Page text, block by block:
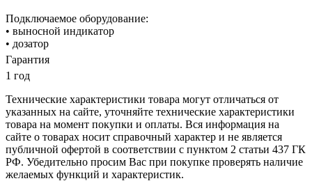
Подключаемое оборудование:
• выносной индикатор
• дозатор
Гарантия
1 год
Технические характеристики товара могут отличаться от
указанных на сайте, уточняйте технические характеристики
товара на момент покупки и оплаты. Вся информация на
сайте о товарах носит справочный характер и не является
публичной офертой в соответствии с пунктом 2 статьи 437 ГК
РФ. Убедительно просим Вас при покупке проверять наличие
желаемых функций и характеристик.